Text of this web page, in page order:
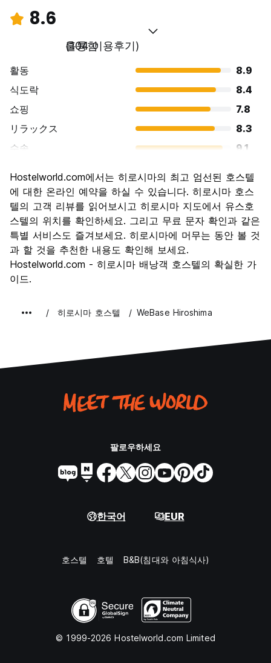
8.6
훌륭함
(104 이용후기)
활동
8.9
식도락
8.4
쇼핑
7.8
リラックス
8.3
수송
9.1
문화
9.1
나이트 라이프
7.2
가격 대비 만족도
8.8
Hostelworld.com에서는 히로시마의 최고 엄선된 호스텔
에 대한 온라인 예약을 하실 수 있습니다. 히로시마 호스
텔의 고객 리뷰를 읽어보시고 히로시마 지도에서 유스호
스텔의 위치를 확인하세요. 그리고 무료 문자 확인과 같은
특별 서비스도 즐겨보세요. 히로시마에 머무는 동안 볼 것
과 할 것을 추천한 내용도 확인해 보세요.
Hostelworld.com - 히로시마 배낭객 호스텔의 확실한 가
이드.
히로시마 호스텔 WeBase Hiroshima
팔로우하세요
한국어 EUR
호스텔 호텔 B&B(침대와 아침식사)
© 1999-2026 Hostelworld.com Limited